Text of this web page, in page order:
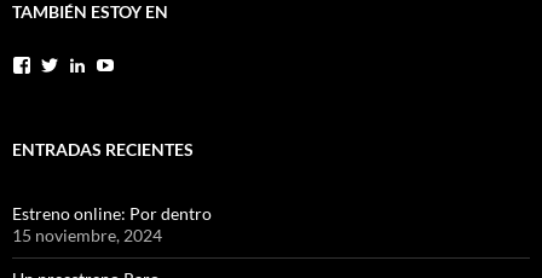
TAMBIÉN ESTOY EN
Facebook
TwitterLinkedIn
ENTRADAS RECIENTES
Estreno online: Por dentro
15 noviembre, 2024